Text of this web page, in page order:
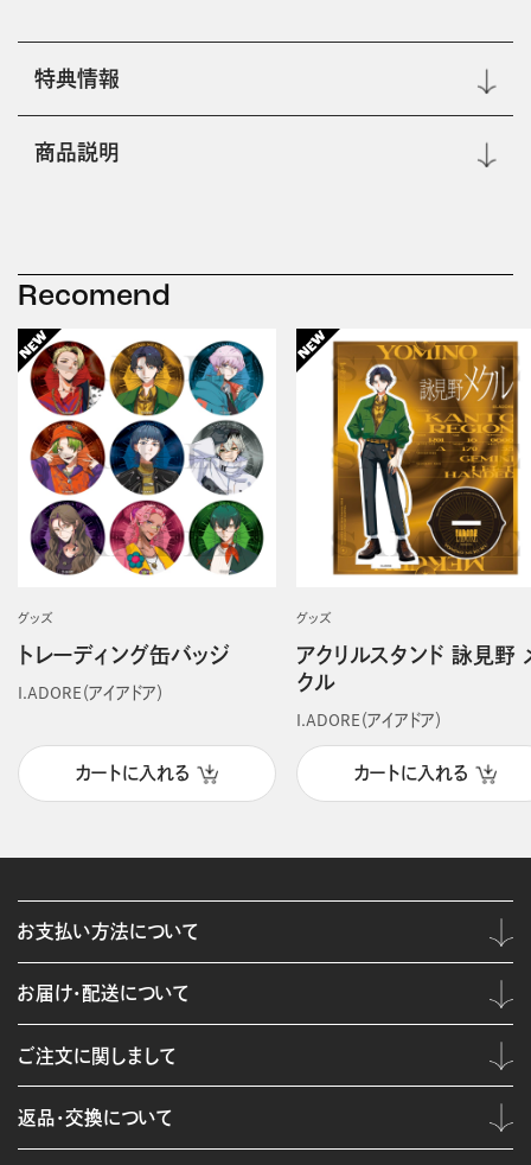
特典情報
商品説明
Recomend
グッズ
トレーディング缶バッジ
I.ADORE（アイアドア）
カートに入れる
グッズ
アクリルスタンド 詠見野
クル
I.ADORE（アイアドア）
カートに入れる
お支払い方法について
お届け・配送について
ご注文に関しまして
返品・交換について